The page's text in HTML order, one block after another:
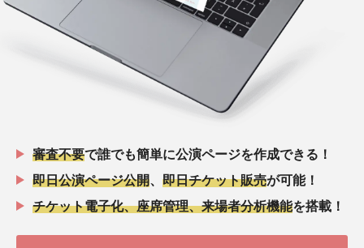
審査不要で誰でも簡単に公演ページを作成できる！
即日公演ページ公開
即日チケット販売が可能！
チケット電子化、座席管理、来場者分析機能を搭載！